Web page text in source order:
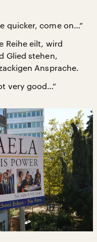
quicker, come on…“
Reihe eilt, wird
Glied stehen,
Ansprache.
very good…“